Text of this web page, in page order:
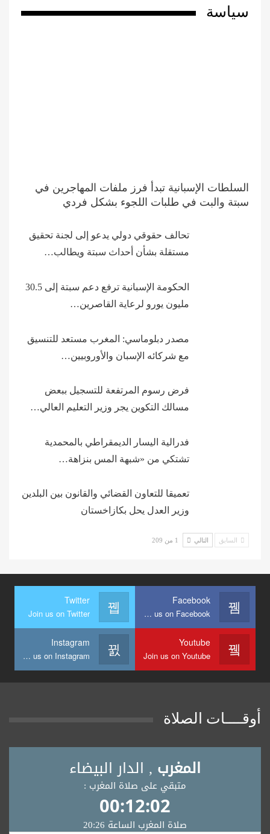
سياسة
السلطات الإسبانية تبدأ فرز ملفات المهاجرين في
سبتة والبت في طلبات اللجوء بشكل فردي
تحالف حقوقي دولي يدعو إلى لجنة تحقيق
مستقلة بشأن أحداث سبتة ويطالب…
الحكومة الإسبانية ترفع دعم سبتة إلى 30.5
مليون يورو لرعاية القاصرين…
مصدر دبلوماسي: المغرب مستعد للتنسيق
مع شركائه الإسبان والأوروبيين…
فرض رسوم المرتفعة للتسجيل ببعض
مسالك التكوين يجر وزير التعليم العالي…
فدرالية اليسار الديمقراطي بالمحمدية
تشتكي من «شبهة المس بنزاهة…
تعميقا للتعاون القضائي والقانون بين البلدين
وزير العدل يحل بكازاخستان
السابق التالي 1 من 209
Facebook
Join us on Facebook
Twitter
Join us on Twitter
Youtube
Join us on Youtube
Instagram
Join us on Instagram
أوقــــات الصلاة